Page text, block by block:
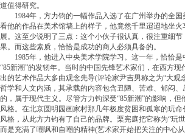
道值得研究。
1984年，方力钧的一幅作品入选了在广州举办的全国
看他的作品在美术馆墙上的样子，他竟然千里迢迢地坐
展。这至少说明了三点：这个小伙子很认真，很注重细
果。而这些素质，恰恰是成功的商人必须具备的。
1985年，他进入中央美术学院学习。这一年，恰恰是
“85新潮”的发轫年。当时的中国先锋艺术家们，在西方
出的艺术作品大多由观念先导(评论家尹吉男称之为“大观
哲学和人文内涵，其承载的内容包含丑陋、苦难、郁闷
的，属于现代主义。尽管方力钧深受“85新潮”的影响，
风格。在北京圆明园画家村那几年极度贫困和孤寒的玩
风格，从此方力钧有了自己的品牌。栗宪庭把它称为“玩
而是充满了嘲讽和自嘲的精神(艺术家开始把关注的中心